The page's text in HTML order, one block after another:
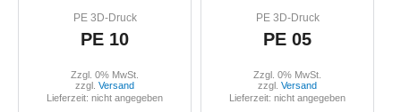
PE 3D-Druck
PE 10
Zzgl. 0% MwSt.
zzgl. Versand
Lieferzeit: nicht angegeben
PE 3D-Druck
PE 05
Zzgl. 0% MwSt.
zzgl. Versand
Lieferzeit: nicht angegeben